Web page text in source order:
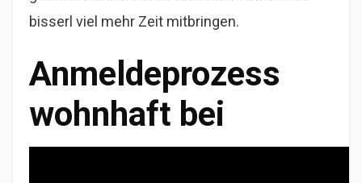
bisserl viel mehr Zeit mitbringen.
Anmeldeprozess
wohnhaft bei